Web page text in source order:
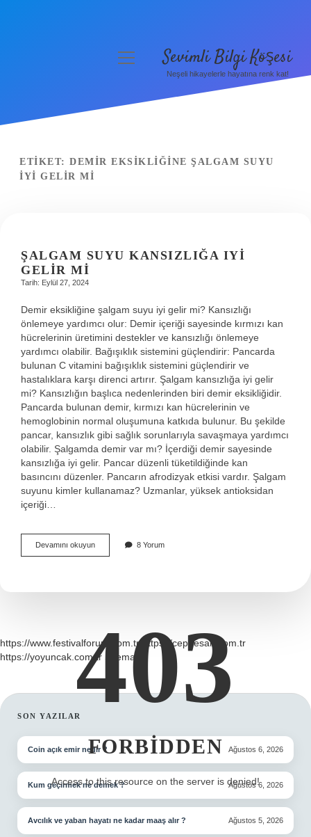
Gizlilik Politikası
Hakkımızda
menüyü
aç
Sevimli Bilgi Köşesi
Neşeli hikayelerle hayatına renk kat!
ETIKET: DEMIR EKSIKLIĞINE ŞALGAM SUYU
IYI GELIR MI
ŞALGAM SUYU KANSIZLIĞA IYI
GELIR MI
Tarih: Eylül 27, 2024
Demir eksikliğine şalgam suyu iyi gelir mi? Kansızlığı
önlemeye yardımcı olur: Demir içeriği sayesinde kırmızı kan
hücrelerinin üretimini destekler ve kansızlığı önlemeye
yardımcı olabilir. Bağışıklık sistemini güçlendirir: Pancarda
bulunan C vitamini bağışıklık sistemini güçlendirir ve
hastalıklara karşı direnci artırır. Şalgam kansızlığa iyi gelir
mi? Kansızlığın başlıca nedenlerinden biri demir eksikliğidir.
Pancarda bulunan demir, kırmızı kan hücrelerinin ve
hemoglobinin normal oluşumuna katkıda bulunur. Bu şekilde
pancar, kansızlık gibi sağlık sorunlarıyla savaşmaya yardımcı
olabilir. Şalgamda demir var mı? İçerdiği demir sayesinde
kansızlığa iyi gelir. Pancar düzenli tüketildiğinde kan
basıncını düzenler. Pancarın afrodizyak etkisi vardır. Şalgam
suyunu kimler kullanamaz? Uzmanlar, yüksek antioksidan
içeriği…
Devamını okuyunŞalgam
Suyu
8 Yorum
https://www.festivalforum.com.tr
https://cephesan.com.tr
https://yoyuncak.com.tr Sitemap
SIDEBAR
SON YAZILAR
Coin açık emir nedir ? Ağustos 6, 2026
Kum geçirmek ne demek ? Ağustos 6, 2026
Avcılık ve yaban hayatı ne kadar maaş alır ? Ağustos 5, 2026
403
FORBIDDEN
Access to this resource on the server is denied!